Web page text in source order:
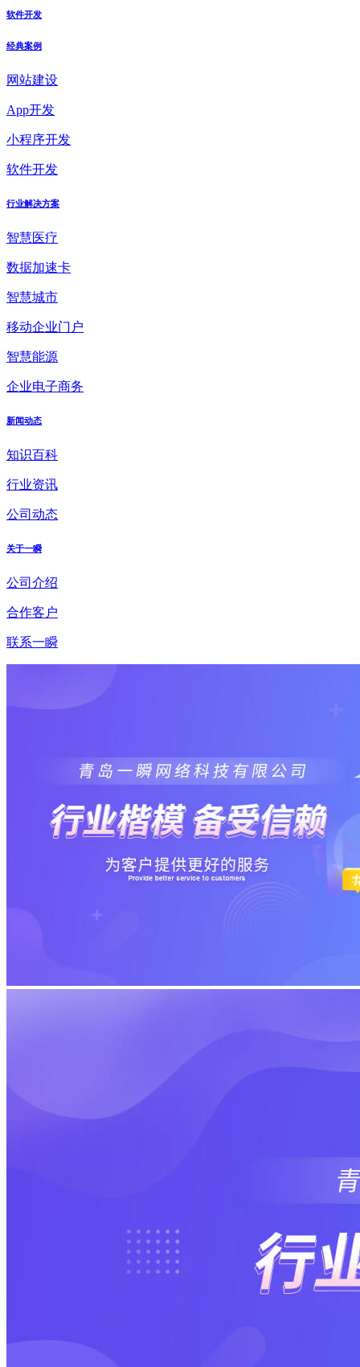
软件开发
经典案例
网站建设
App开发
小程序开发
软件开发
行业解决方案
智慧医疗
数据加速卡
智慧城市
移动企业门户
智慧能源
企业电子商务
新闻动态
知识百科
行业资讯
公司动态
关于一瞬
公司介绍
合作客户
联系一瞬